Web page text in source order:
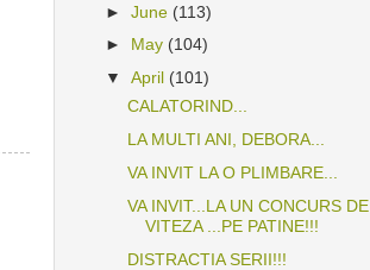
►June (113)
► May (104)
▼April (101)
CALATORIND...
LA MULTI ANI, DEBORA...
VA INVIT LA O PLIMBARE...
VA INVIT...LA UN CONCURS DE
VITEZA ...PE PATINE!!!
DISTRACTIA SERII!!!